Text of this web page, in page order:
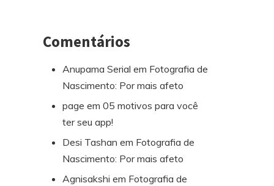
Comentários
Anupama Serial em Fotografia de
Nascimento: Por mais afeto
page em 05 motivos para você
ter seu app!
Desi Tashan em Fotografia de
Nascimento: Por mais afeto
Agnisakshi em Fotografia de